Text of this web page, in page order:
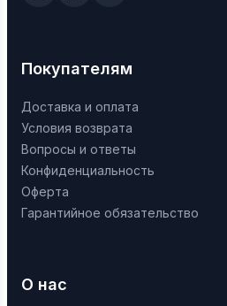
Покупателям
Доставка и оплата
Условия возврата
Вопросы и ответы
Конфиденциальность
Оферта
Гарантийное обязательство
О нас